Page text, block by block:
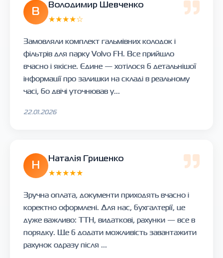
В
Володимир Шевченко
★★★★☆
Замовляли комплект гальмівних колодок і
фільтрів для парку Volvo FH. Все прийшло
вчасно і якісне. Єдине — хотілося б детальнішої
інформації про залишки на складі в реальному
часі, бо двічі уточнював у...
22.01.2026
Н
Наталія Гриценко
★★★★★
Зручна оплата, документи приходять вчасно і
коректно оформлені. Для нас, бухгалтерії, це
дуже важливо: ТТН, видаткові, рахунки — все в
порядку. Ще б додати можливість завантажити
рахунок одразу після ...